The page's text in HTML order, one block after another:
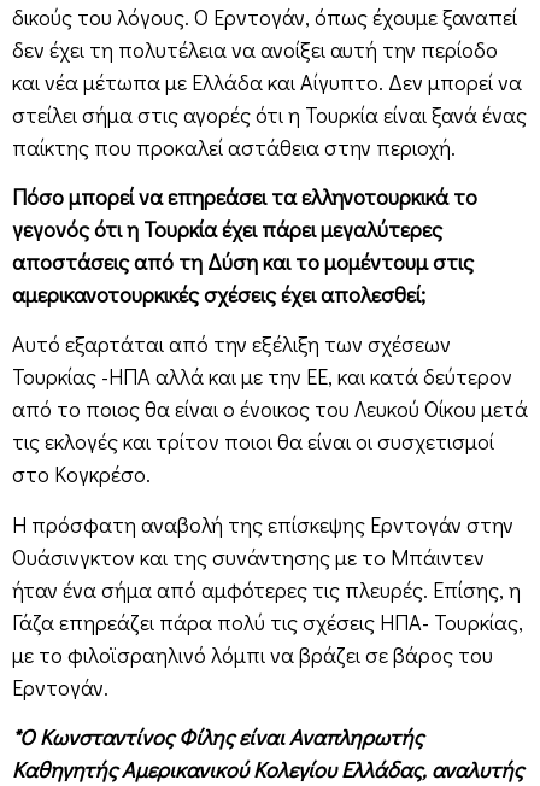
δικούς του λόγους. Ο Ερντογάν, όπως έχουμε ξαναπεί
δεν έχει τη πολυτέλεια να ανοίξει αυτή την περίοδο
και νέα μέτωπα με Ελλάδα και Αίγυπτο. Δεν μπορεί να
στείλει σήμα στις αγορές ότι η Τουρκία είναι ξανά ένας
παίκτης που προκαλεί αστάθεια στην περιοχή.
Πόσο μπορεί να επηρεάσει τα ελληνοτουρκικά το
γεγονός ότι η Τουρκία έχει πάρει μεγαλύτερες
αποστάσεις από τη Δύση και το μομέντουμ στις
αμερικανοτουρκικές σχέσεις έχει απολεσθεί;
Αυτό εξαρτάται από την εξέλιξη των σχέσεων
Τουρκίας -ΗΠΑ αλλά και με την ΕΕ, και κατά δεύτερον
από το ποιος θα είναι ο ένοικος του Λευκού Οίκου μετά
τις εκλογές και τρίτον ποιοι θα είναι οι συσχετισμοί
στο Κογκρέσο.
Η πρόσφατη αναβολή της επίσκεψης Ερντογάν στην
Ουάσινγκτον και της συνάντησης με το Μπάιντεν
ήταν ένα σήμα από αμφότερες τις πλευρές. Επίσης, η
Γάζα επηρεάζει πάρα πολύ τις σχέσεις ΗΠΑ- Τουρκίας,
με το φιλοϊσραηλινό λόμπι να βράζει σε βάρος του
Ερντογάν.
*Ο Κωνσταντίνος Φίλης είναι Αναπληρωτής
Καθηγητής Αμερικανικού Κολεγίου Ελλάδας, αναλυτής